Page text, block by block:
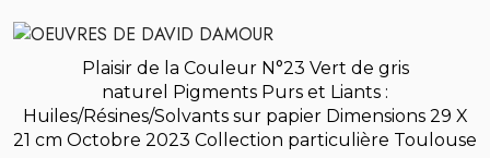
Plaisir de la Couleur N°23 Vert de gris
naturel
Pigments Purs et Liants :
Huiles/Résines/Solvants sur papier Dimensions 29 X
21 cm Octobre 2023 Collection particulière Toulouse